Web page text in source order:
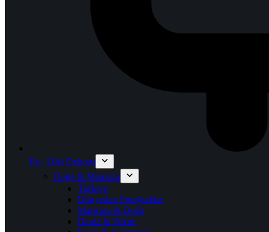
Ev / Ofis Dekoru
Doğa & Manzara
Türkiye
Dünyadan Fotoğraflar
Manzara & Doğa
Deniz & Tekne